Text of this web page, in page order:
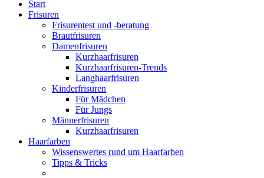
Start
Frisuren
Frisurentest und -beratung
Brautfrisuren
Damenfrisuren
Kurzhaarfrisuren
Kurzhaarfrisuren-Trends
Langhaarfrisuren
Kinderfrisuren
Für Mädchen
Für Jungs
Männerfrisuren
Kurzhaarfrisuren
Haarfarben
Wissenswertes rund um Haarfarben
Tipps & Tricks